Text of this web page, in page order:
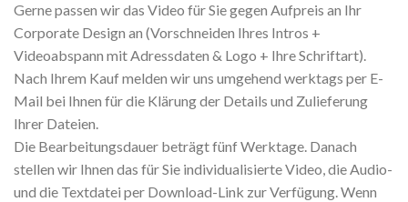
Gerne passen wir das Video für Sie gegen Aufpreis an Ihr
Corporate Design an (Vorschneiden Ihres Intros +
Videoabspann mit Adressdaten & Logo + Ihre Schriftart).
Nach Ihrem Kauf melden wir uns umgehend werktags per E-
Mail bei Ihnen für die Klärung der Details und Zulieferung
Ihrer Dateien.
Die Bearbeitungsdauer beträgt fünf Werktage. Danach
stellen wir Ihnen das für Sie individualisierte Video, die Audio-
und die Textdatei per Download-Link zur Verfügung. Wenn